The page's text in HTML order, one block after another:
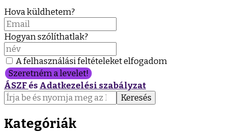
Hova küldhetem?
Hogyan szólíthatlak?
A felhasználási feltételeket elfogadom
Szeretném a levelet!
ÁSZFés Adatkezelési szabályzat
Keresés:
Kategóriák